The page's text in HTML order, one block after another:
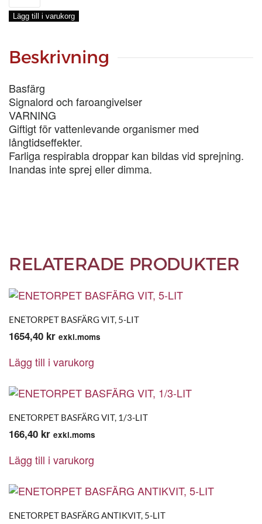
MÖRK
ENEGRÖN,
LIT
mängd
Lägg till i varukorg
Beskrivning
Basfärg
Signalord och faroangivelser
VARNING
Giftigt för vattenlevande organismer med
långtidseffekter.
Farliga respirabla droppar kan bildas vid sprejning.
Inandas inte sprej eller dimma.
RELATERADE PRODUKTER
ENETORPET BASFÄRG VIT, 5-LIT
1654,40 kr exkl.moms
Lägg till i varukorg
ENETORPET BASFÄRG VIT, 1/3-LIT
166,40 kr exkl.moms
Lägg till i varukorg
ENETORPET BASFÄRG ANTIKVIT, 5-LIT